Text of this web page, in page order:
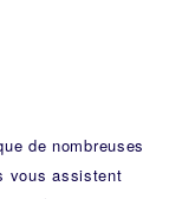
de nombreuses
vous assistent